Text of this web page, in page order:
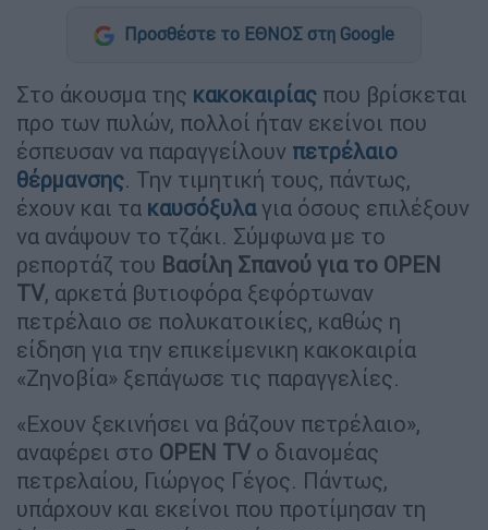
Προσθέστε το ΕΘΝΟΣ στη Google
Στο άκουσμα της κακοκαιρίας που βρίσκεται
προ των πυλών, πολλοί ήταν εκείνοι που
έσπευσαν να παραγγείλουν πετρέλαιο
θέρμανσης. Την τιμητική τους, πάντως,
έχουν και τα καυσόξυλαγια όσους επιλέξουν
να ανάψουν το τζάκι. Σύμφωνα με το
ρεπορτάζ του Βασίλη Σπανού για το OPEN
TV, αρκετά βυτιοφόρα ξεφόρτωναν
πετρέλαιο σε πολυκατοικίες, καθώς η
είδηση για την επικείμενικη κακοκαιρία
«Ζηνοβία» ξεπάγωσε τις παραγγελίες.
«Εχουν ξεκινήσει να βάζουν πετρέλαιο»,
αναφέρει στο OPEN TV ο διανομέας
πετρελαίου, Γιώργος Γέγος. Πάντως,
υπάρχουν και εκείνοι που προτίμησαν τη